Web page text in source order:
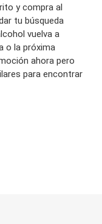
y compra al
tu búsqueda
vuelva a
o la próxima
ahora pero
para encontrar